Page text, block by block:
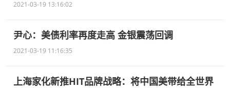
2021-03-19 13:16:02
尹心：美债利率再度走高 金银震荡回调
2021-03-19 11:16:35
上海家化新推HIT品牌战略：将中国美带给全世界